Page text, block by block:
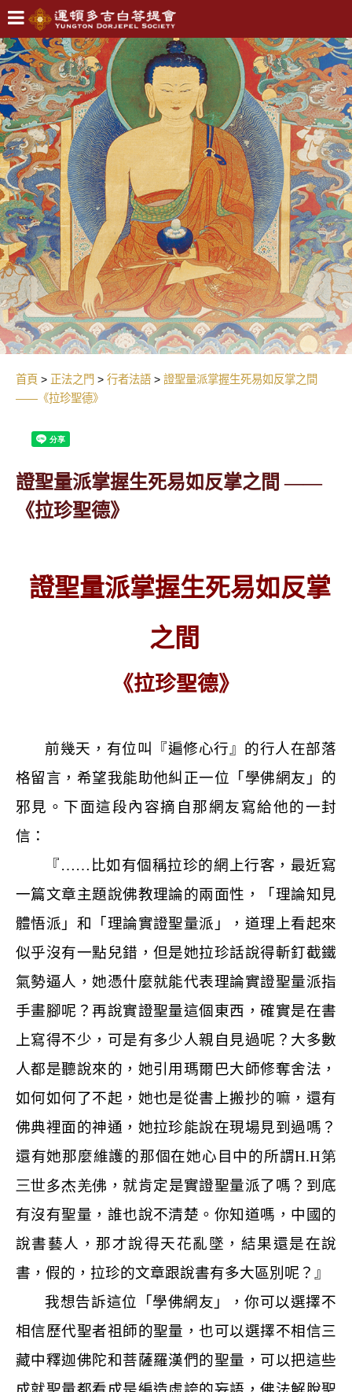
首頁 正法之門 行者法語
證聖量派掌握生死易如反掌之間
——《拉珍聖德》
證聖量派掌握生死易如反掌之間 ——
《拉珍聖德》
證聖量派掌握生死易如反掌
之間
《拉珍聖德》
前幾天，有位叫『遍修心行』的行人在部落
格留言，希望我能助他糾正一位「學佛網友」的
邪見。下面這段內容摘自那網友寫給他的一封
信：
『……比如有個稱拉珍的網上行客，最近寫
一篇文章主題說佛教理論的兩面性，「理論知見
體悟派」和「理論實證聖量派」，道理上看起來
似乎沒有一點兒錯，但是她拉珍話說得斬釘截鐵
氣勢逼人，她憑什麼就能代表理論實證聖量派指
手畫腳呢？再說實證聖量這個東西，確實是在書
上寫得不少，可是有多少人親自見過呢？大多數
人都是聽說來的，她引用瑪爾巴大師修奪舍法，
如何如何了不起，她也是從書上搬抄的嘛，還有
佛典裡面的神通，她拉珍能說在現場見到過嗎？
還有她那麼維護的那個在她心目中的所謂H.H第
三世多杰羌佛 ，就肯定是實證聖量派了嗎？到底
有沒有聖量，誰也說不清楚。你知道嗎，中國的
說書藝人，那才說得天花亂墜，結果還是在說
書，假的，拉珍的文章跟說書有多大區別呢？』
我想告訴這位「學佛網友」，你可以選擇不
相信歷代聖者祖師的聖量，也可以選擇不相信三
藏中釋迦佛陀和菩薩羅漢們的聖量，可以把這些